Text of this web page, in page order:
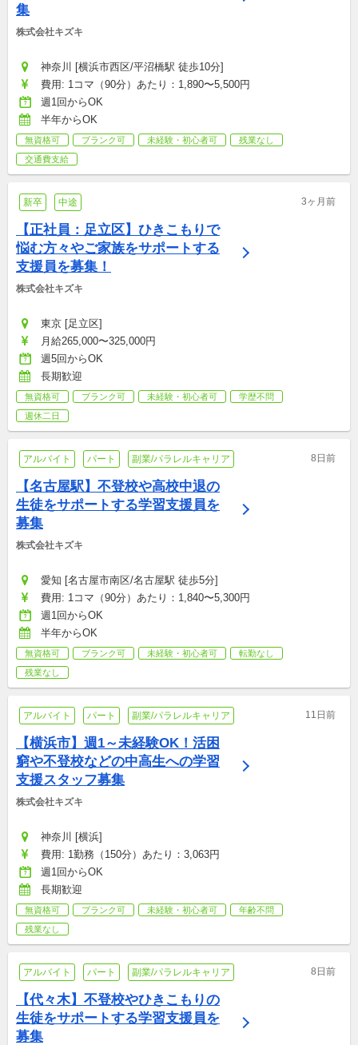
集
株式会社キズキ
神奈川 [横浜市西区/平沼橋駅 徒歩10分]
費用: 1コマ（90分）あたり：1,890〜5,500円
週1回からOK
半年からOK
無資格可 ブランク可 未経験・初心者可
残業なし
交通費支給
新卒 中途 3ヶ月前
【正社員：足立区】ひきこもりで
悩む方々やご家族をサポートする
支援員を募集！
株式会社キズキ
東京 [足立区]
月給265,000〜325,000円
週5回からOK
長期歓迎
無資格可 ブランク可 未経験・初心者可
学歴不問
週休二日
アルバイト パート 副業/パラレルキャリア 8日前
【名古屋駅】不登校や高校中退の
生徒をサポートする学習支援員を
募集
株式会社キズキ
愛知 [名古屋市南区/名古屋駅 徒歩5分]
費用: 1コマ（90分）あたり：1,840〜5,300円
週1回からOK
半年からOK
無資格可 ブランク可 未経験・初心者可
転勤なし
残業なし
アルバイト パート 副業/パラレルキャリア 11日前
【横浜市】週1～未経験OK！活困
窮や不登校などの中高生への学習
支援スタッフ募集
株式会社キズキ
神奈川 [横浜]
費用: 1勤務（150分）あたり：3,063円
週1回からOK
長期歓迎
無資格可 ブランク可 未経験・初心者可
年齢不問
残業なし
アルバイト パート 副業/パラレルキャリア 8日前
【代々木】不登校やひきこもりの
生徒をサポートする学習支援員を
募集